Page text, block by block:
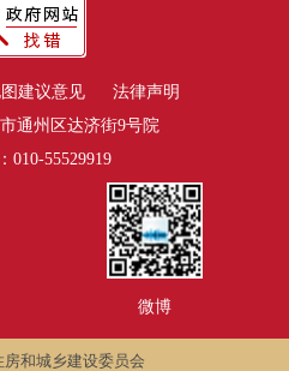
建议意见
法律声明
通州区达济街9号院
010-55529919
微博
和城乡建设委员会